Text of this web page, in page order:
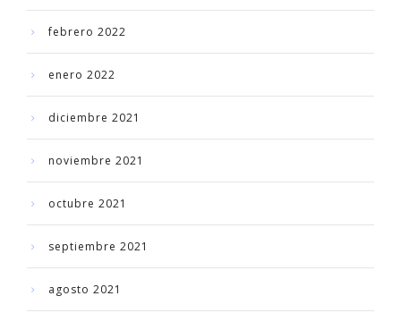
febrero 2022
enero 2022
diciembre 2021
noviembre 2021
octubre 2021
septiembre 2021
agosto 2021